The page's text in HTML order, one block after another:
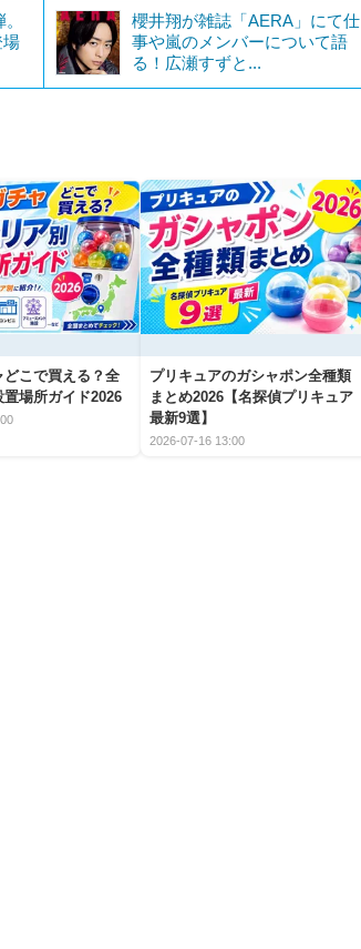
場
櫻井翔が雑誌「AERA」にて仕
事や嵐のメンバーについて語
る！広瀬すずと...
どこで買える？全
置場所ガイド2026
プリキュアのガシャポン全種類
まとめ2026【名探偵プリキュア
最新9選】
2026-07-16 13:00